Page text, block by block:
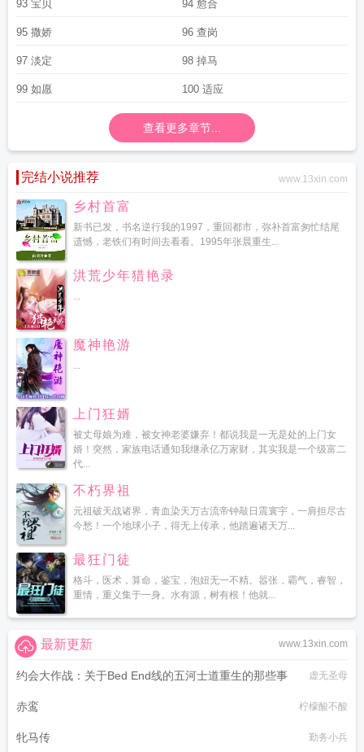
93 宝贝 94 愈合
95 撒娇 96 查岗
97 淡定 98 掉马
99 如愿 100 适应
查看更多章节...
完结小说推荐 www.13xin.com
乡村首富
新书已发，书名逆行我的1997，重回都市，弥补首富匆忙结尾
遗憾，老铁们有时间去看看。1995年张晨重生...
洪荒少年猎艳录
...
魔神艳游
...
上门狂婿
被丈母娘为难，被女神老婆嫌弃！都说我是一无是处的上门女
婿！突然，家族电话通知我继承亿万家财，其实我是一个级富二
代...
不朽界祖
元祖破天战诸界，青血染天万古流帝钟敲日震寰宇，一肩担尽古
今愁！一个地球小子，得无上传承，他踏遍诸天万...
最狂门徒
格斗，医术，算命，鉴宝，泡妞无一不精。嚣张，霸气，睿智，
重情，重义集于一身。水有源，树有根！他就...
www.13xin.com
最新更新
约会大作战：关于Bed End线的五河士道重生的那些事 虚无圣母
赤鸾 柠檬酸不酸
牝马传 勤务小兵